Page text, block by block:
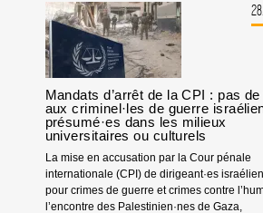
:
PAS
D’ÉQUIPE
ISRAÉLIENNE
!
Mandats d’arrêt de la CPI : pas
aux criminel·les de guerre
présumé·es dans les milieux
universitaires ou culturels
La mise en accusation par la Cour pénale
internationale (CPI) de dirigeant·es
pour crimes de guerre et crimes contre
l’encontre des Palestinien·nes de Gaza,